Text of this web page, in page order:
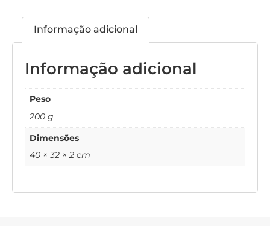
Informação adicional
Informação adicional
Peso
200 g
Dimensões
40 × 32 × 2 cm